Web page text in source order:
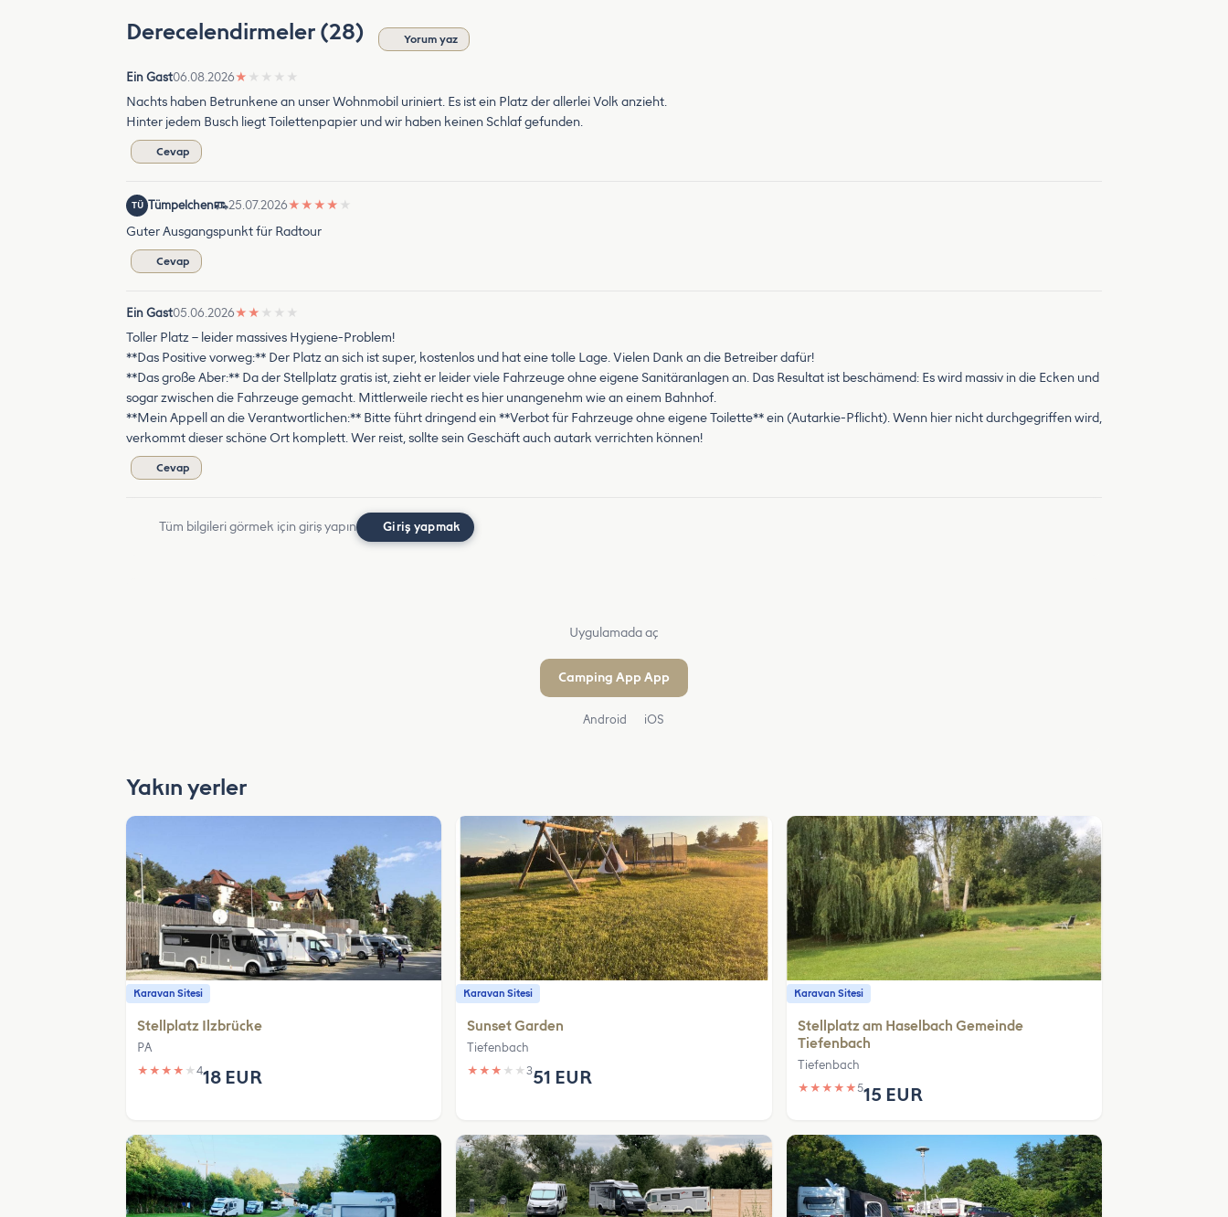
Derecelendirmeler (28) Yorum yaz
Ein Gast06.08.2026★ ★ ★ ★ ★
Nachts haben Betrunkene an unser Wohnmobil uriniert. Es ist ein Platz der allerlei Volk anzieht.
Hinter jedem Busch liegt Toilettenpapier und wir haben keinen Schlaf gefunden.
Cevap
TÜ Tümpelchen 25.07.2026★ ★ ★ ★ ★
Guter Ausgangspunkt für Radtour
Cevap
Ein Gast05.06.2026★ ★ ★ ★ ★
Toller Platz – leider massives Hygiene-Problem!
**Das Positive vorweg:** Der Platz an sich ist super, kostenlos und hat eine tolle Lage. Vielen Dank an die Betreiber dafür!
**Das große Aber:** Da der Stellplatz gratis ist, zieht er leider viele Fahrzeuge ohne eigene Sanitäranlagen an. Das Resultat ist beschämend: Es wird massiv in die Ecken und
sogar zwischen die Fahrzeuge gemacht. Mittlerweile riecht es hier unangenehm wie an einem Bahnhof.
**Mein Appell an die Verantwortlichen:** Bitte führt dringend ein **Verbot für Fahrzeuge ohne eigene Toilette** ein (Autarkie-Pflicht). Wenn hier nicht durchgegriffen wird,
verkommt dieser schöne Ort komplett. Wer reist, sollte sein Geschäft auch autark verrichten können!
Cevap
Tüm bilgileri görmek için giriş yapın Giriş yapmak
Uygulamada aç
Camping App App
Android iOS
Yakın yerler
Karavan Sitesi
Stellplatz Ilzbrücke
PA
★ ★ ★ ★ ★ 418 EUR
Karavan Sitesi
Sunset Garden
Tiefenbach
★ ★ ★ ★ ★351 EUR
Karavan Sitesi
Stellplatz am Haselbach Gemeinde
Tiefenbach
Tiefenbach
★ ★ ★ ★ ★515 EUR